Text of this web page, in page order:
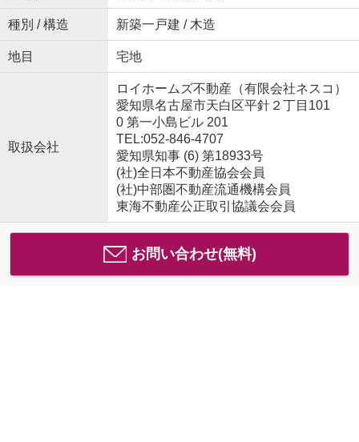
種別 / 構造 新築一戸建 / 木造
地目 宅地
取扱会社
ロイホームズ不動産（有限会社ネスコ）
愛知県名古屋市天白区平針２丁目101
0 第一小島ビル 201
TEL:052-846-4707
愛知県知事 (6) 第18933号
(社)全日本不動産協会会員
(社)中部圏不動産流通機構会員
東海不動産公正取引協議会会員
お問い合わせ(無料)